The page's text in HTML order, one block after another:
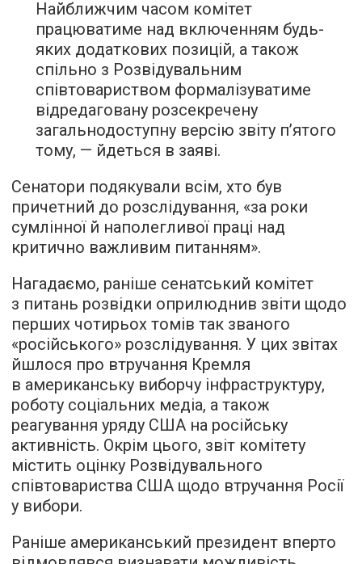
Найближчим часом комітет
працюватиме над включенням будь-
яких додаткових позицій, а також
спільно з Розвідувальним
співтовариством формалізуватиме
відредаговану розсекречену
загальнодоступну версію звіту п’ятого
тому, — йдеться в заяві.
Сенатори подякували всім, хто був
причетний до розслідування, «за роки
сумлінної й наполегливої праці над
критично важливим питанням».
Нагадаємо, раніше сенатський комітет
з питань розвідки оприлюднив звіти щодо
перших чотирьох томів так званого
«російського» розслідування. У цих звітах
йшлося про втручання Кремля
в американську виборчу інфраструктуру,
роботу соціальних медіа, а також
реагування уряду США на російську
активність. Окрім цього, звіт комітету
містить оцінку Розвідувального
співтовариства США щодо втручання Росії
у вибори.
Раніше американський президент вперто